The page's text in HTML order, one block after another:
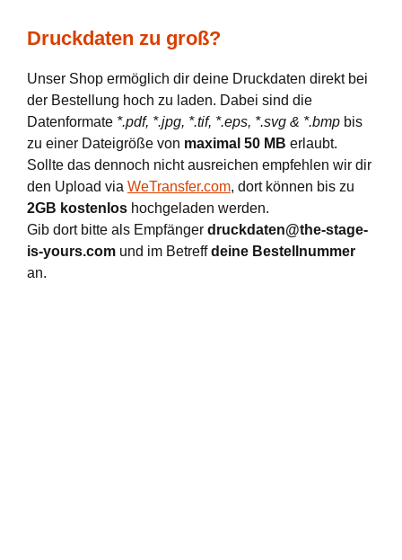
Druckdaten zu groß?
Unser Shop ermöglich dir deine Druckdaten direkt bei
der Bestellung hoch zu laden. Dabei sind die
Datenformate *.pdf, *.jpg, *.tif, *.eps, *.svg & *.bmp bis
zu einer Dateigröße von maximal 50 MB erlaubt.
Sollte das dennoch nicht ausreichen empfehlen wir dir
den Upload via WeTransfer.com, dort können bis zu
2GB kostenlos hochgeladen werden.
Gib dort bitte als Empfänger druckdaten@the-stage-
is-yours.com und im Betreffdeine Bestellnummer
an.